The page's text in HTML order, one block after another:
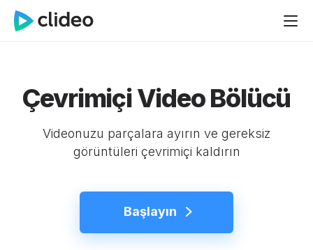
Çevrimiçi Video Bölücü
Videonuzu parçalara ayırın ve gereksiz
görüntüleri çevrimiçi kaldırın
Başlayın